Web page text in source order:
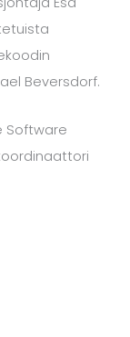
Beversdorf.
Software